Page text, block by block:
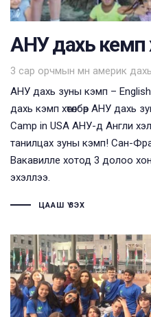
АНУ дахь кемп
3 сар орчмын өмнө
Tags
америк
АНУ дахь зуны кэмп –
дахь кэмп хөтөлбөр АНУ дахь
Camp in USA АНУ-д Англи
танилцах зуны кэмп! Сан-
Вакавилле хотод 3 долоо
эхэллээ.
ЦААШ ҮЗЭХ